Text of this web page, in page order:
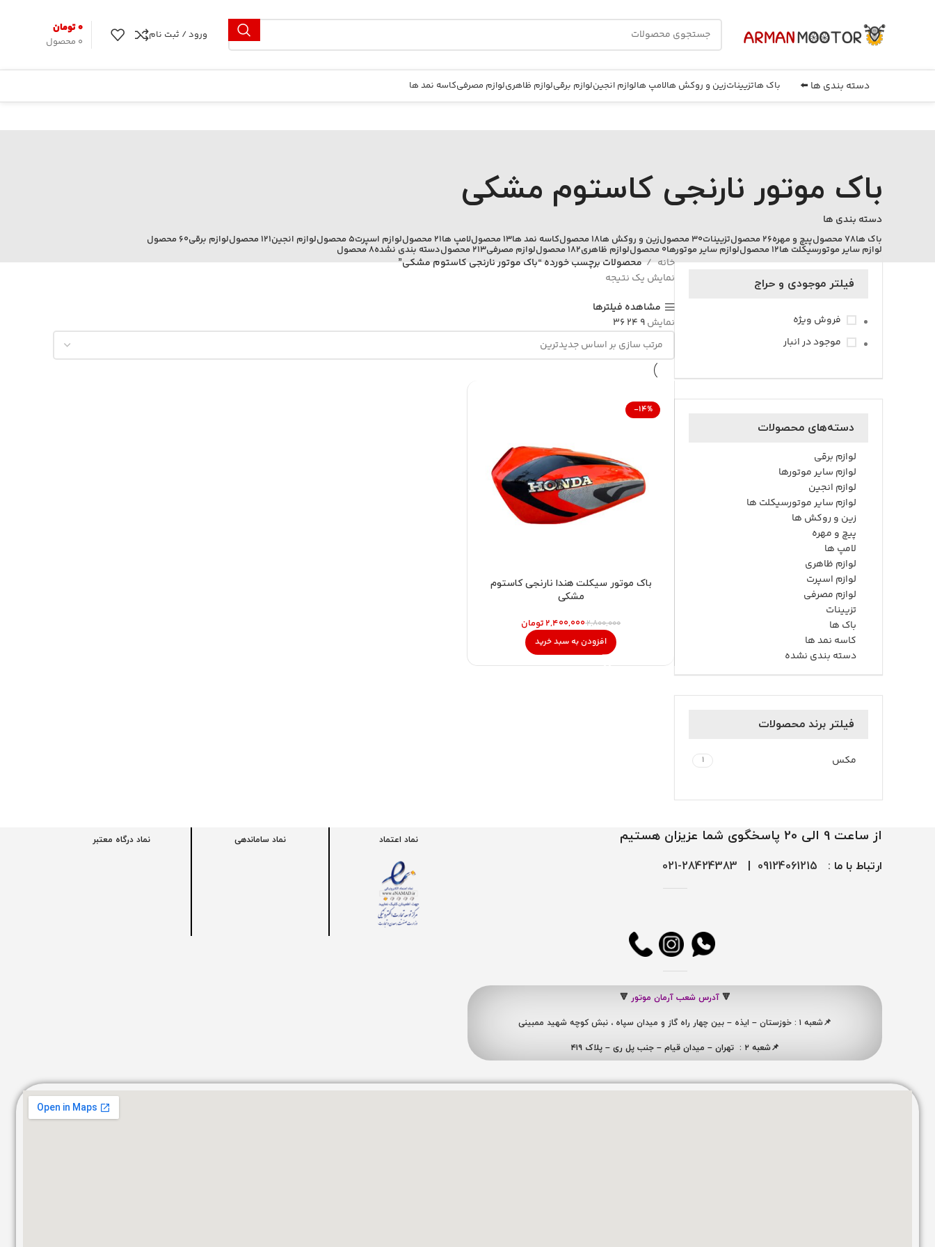
ورود / ثبت نام
0 محصول
۰تومان
دسته بندی ها ⬅️ باک هاتزییناتزین و روکش هالامپ هالوازم انجینلوازم برقیلوازم ظاهریلوازم مصرفیکاسه نمد ها
باک موتور نارنجی کاستوم مشکی
دسته بندی ها
باک ها78 محصول پیچ و مهره26 محصول تزیینات30 محصول زین و روکش ها18 محصول کاسه نمد ها13 محصول لامپ ها21 محصول لوازم اسپرت5 محصول لوازم انجین121 محصول لوازم برقی60 محصول
لوازم سایر موتورسیکلت ها12 محصول لوازم سایر موتورها0 محصول لوازم ظاهری182 محصول لوازم مصرفی213 محصول دسته بندی نشده8 محصول
فیلتر موجودی و حراج
فروش ویژه
موجود در انبار
دسته‌های محصولات
لوازم برقی
لوازم سایر موتورها
لوازم انجین
لوازم سایر موتورسیکلت ها
زین و روکش ها
پیچ و مهره
لامپ ها
لوازم ظاهری
لوازم اسپرت
لوازم مصرفی
تزیینات
باک ها
کاسه نمد ها
دسته بندی نشده
فیلتر برند محصولات
مکس 1
خانه
محصولات برچسب خورده “باک موتور نارنجی کاستوم مشکی”
نمایش یک نتیجه
مشاهده فیلترها
نمایش9
24
36
-14%
باک موتور سیکلت هندا نارنجی کاستوم
مشکی
۲,۸۰۰,۰۰۰۲,۴۰۰,۰۰۰تومان
افزودن به سبد خرید
از ساعت 9 الی 20 پاسخگوی شما عزیزان هستیم
ارتباط با ما : 09124061215
28424383-021
🔻 آدرس شعب آرمان موتور 🔻
📌شعبه ۱ : خوزستان – ایذه – بین چهار راه گاز و میدان سپاه ، نبش کوچه شهید ممبینی
📌شعبه ۲ : تهران – میدان قیام – جنب پل ری – پلاک ۴۱۹
نماد اعتماد نماد ساماندهی نماد درگاه معتبر